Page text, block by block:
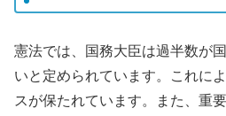
憲法では、国務大臣は過半数が
いと定められています。これに
スが保たれています。また、重